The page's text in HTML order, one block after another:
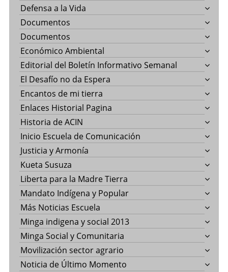
Defensa a la Vida
Documentos
Documentos
Económico Ambiental
Editorial del Boletín Informativo Semanal
El Desafío no da Espera
Encantos de mi tierra
Enlaces Historial Pagina
Historia de ACIN
Inicio Escuela de Comunicación
Justicia y Armonía
Kueta Susuza
Liberta para la Madre Tierra
Mandato Indígena y Popular
Más Noticias Escuela
Minga indigena y social 2013
Minga Social y Comunitaria
Movilización sector agrario
Noticia de Último Momento